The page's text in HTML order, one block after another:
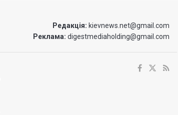
Редакція: kievnews.net@gmail.com
Реклама: digestmediaholding@gmail.com